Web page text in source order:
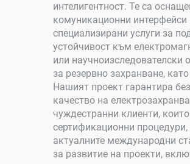
интелигентност. Те са
комуникационни
специализирани услуги за
устойчивост към
или научноизследователски
за резервно захранване,
Нашият проект гарантира
качество на
чуждестранни клиенти,
сертификационни
актуалните международни
за развитие на проекти,